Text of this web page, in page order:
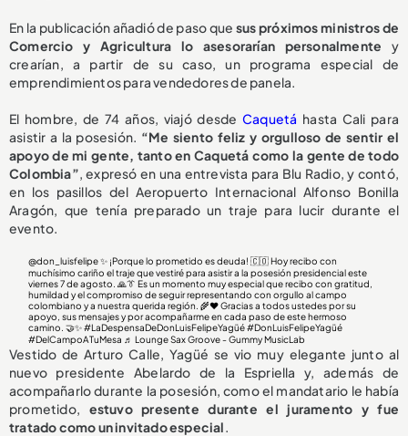
En la publicación añadió de paso que sus próximos ministros de
Comercio y Agricultura lo asesorarían personalmente y
crearían, a partir de su caso, un programa especial de
emprendimientos para vendedores de panela.
El hombre, de 74 años, viajó desdeCaquetá hasta Cali para
asistir a la posesión. “Me siento feliz y orgulloso de sentir el
apoyo de mi gente, tanto en Caquetá como la gente de todo
Colombia”, expresó en una entrevista para Blu Radio, y contó,
en los pasillos del Aeropuerto Internacional Alfonso Bonilla
Aragón, que tenía preparado un traje para lucir durante el
evento.
@don_luisfelipe✨ ¡Porque lo prometido es deuda! 🇨🇴 Hoy recibo con
muchísimo cariño el traje que vestiré para asistir a la posesión presidencial este
viernes 7 de agosto. 🙏👔 Es un momento muy especial que recibo con gratitud,
humildad y el compromiso de seguir representando con orgullo al campo
colombiano y a nuestra querida región. 🌾❤️ Gracias a todos ustedes por su
apoyo, sus mensajes y por acompañarme en cada paso de este hermoso
camino. 🤝✨#LaDespensaDeDonLuisFelipeYagüé #DonLuisFelipeYagüé
#DelCampoATuMesa ♬ Lounge Sax Groove - Gummy MusicLab
Vestido de Arturo Calle, Yagüé se vio muy elegante junto al
nuevo presidente Abelardo de la Espriella y, además de
acompañarlo durante la posesión, como el mandatario le había
prometido, estuvo presente durante el juramento y fue
tratado como un invitado especial.